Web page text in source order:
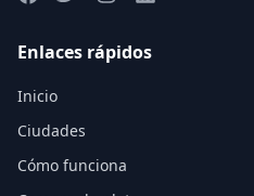
Enlaces rápidos
Inicio
Ciudades
Cómo funciona